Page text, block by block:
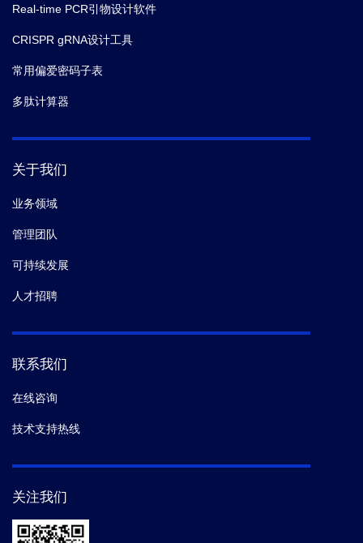
Real-time PCR引物设计软件
CRISPR gRNA设计工具
常用偏爱密码子表
多肽计算器
关于我们
业务领域
管理团队
可持续发展
人才招聘
联系我们
在线咨询
技术支持热线
关注我们